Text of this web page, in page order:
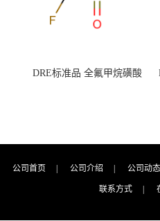
DRE标准品 全氟甲烷磺酸
公司首页 公司介绍 公司动态
联系方式